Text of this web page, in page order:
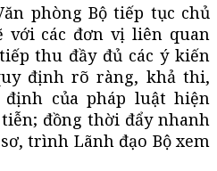
phòng Bộ tiếp tục chủ
với các đơn vị liên quan
thu đầy đủ các ý kiến
định rõ ràng, khả thi,
của pháp luật hiện
đồng thời đẩy nhanh
trình Lãnh đạo Bộ xem